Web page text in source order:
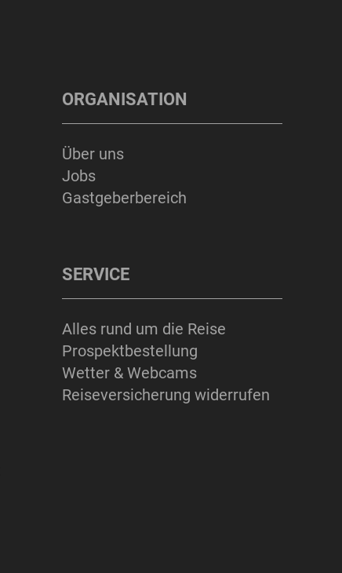
ORGANISATION
Über uns
Jobs
Gastgeberbereich
SERVICE
Alles rund um die Reise
Prospektbestellung
Wetter & Webcams
Reiseversicherung widerrufen